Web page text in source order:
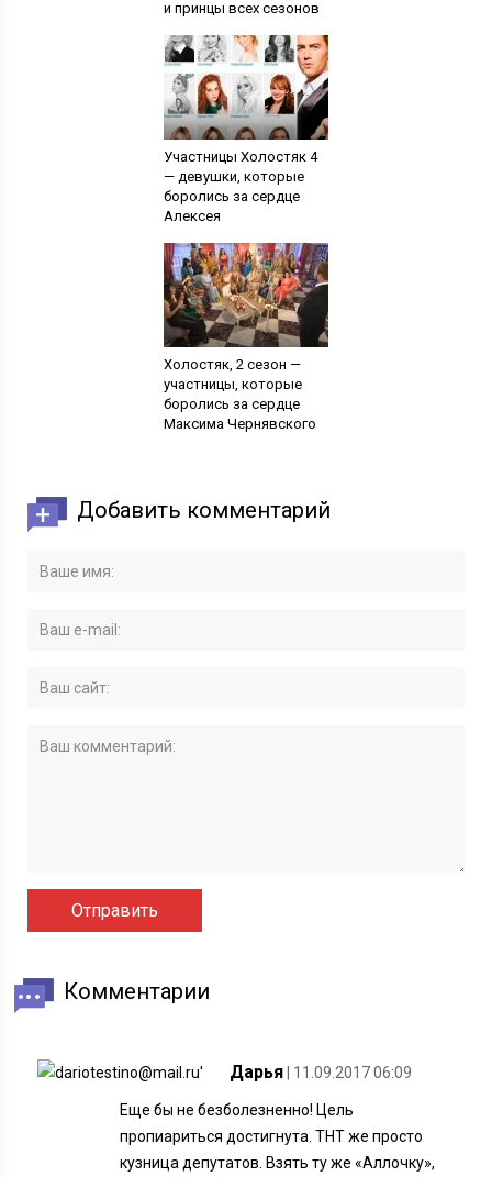
и принцы всех сезонов
Участницы Холостяк 4
— девушки, которые
боролись за сердце
Алексея
Холостяк, 2 сезон —
участницы, которые
боролись за сердце
Максима Чернявского
Добавить комментарий
Комментарии
Дарья | 11.09.2017 06:09
Еще бы не безболезненно! Цель
пропиариться достигнута. ТНТ же просто
кузница депутатов. Взять ту же «Аллочку»,